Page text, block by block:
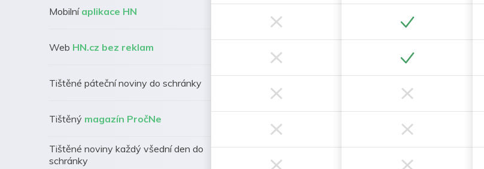
Mobilní aplikace HN
Web HN.cz bez reklam
Tištěné páteční noviny do schránky
Tištěný magazín PročNe
Tištěné noviny každý všední den do
schránky